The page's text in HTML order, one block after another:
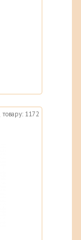
товару: 1172